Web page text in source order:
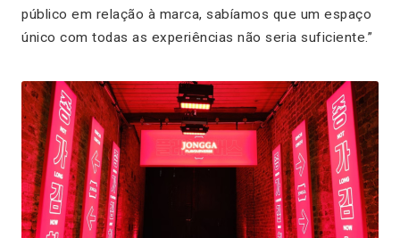
público em relação à marca, sabíamos que um espaço
único com todas as experiências não seria suficiente.”